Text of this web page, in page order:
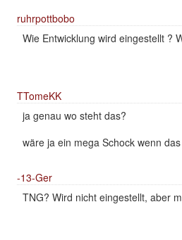
ruhrpottbobo
Wie Entwicklung wird eingestellt ?
TTomeKK
ja genau wo steht das?
wäre ja ein mega Schock wenn
-13-Ger
TNG? Wird nicht eingestellt, aber